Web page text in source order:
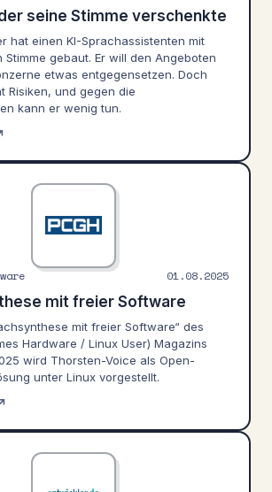
seine Stimme verschenkte
hat einen KI-Sprachassistenten mit
Stimme gebaut. Er will den Angeboten
etwas entgegensetzen. Doch
Risiken, und gegen die
kann er wenig tun.
01.08.2025
mit freier Software
mit freier Software“ des
Hardware / Linux User) Magazins
wird Thorsten-Voice als Open-
unter Linux vorgestellt.